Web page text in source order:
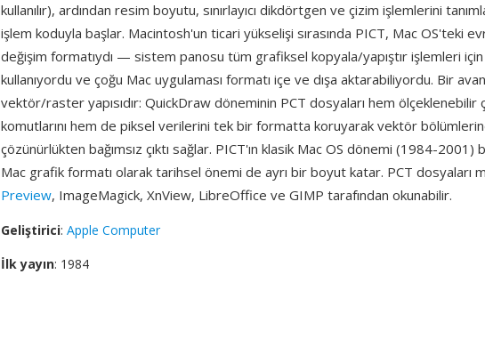
kullanılır), ardından resim boyutu, sınırlayıcı dikdörtgen ve çizim işlemlerini
işlem koduyla başlar. Macintosh'un ticari yükselişi sırasında PICT, Mac OS'teki
değişim formatıydı — sistem panosu tüm grafiksel kopyala/yapıştır işlemleri
kullanıyordu ve çoğu Mac uygulaması formatı içe ve dışa aktarabiliyordu. Bir
vektör/raster yapısıdır: QuickDraw döneminin PCT dosyaları hem ölçeklenebilir
komutlarını hem de piksel verilerini tek bir formatta koruyarak vektör
çözünürlükten bağımsız çıktı sağlar. PICT'ın klasik Mac OS dönemi (1984-2001)
Mac grafik formatı olarak tarihsel önemi de ayrı bir boyut katar. PCT dosyaları
Preview, ImageMagick, XnView, LibreOffice ve GIMP tarafından okunabilir.
Geliştirici: Apple Computer
İlk yayın: 1984